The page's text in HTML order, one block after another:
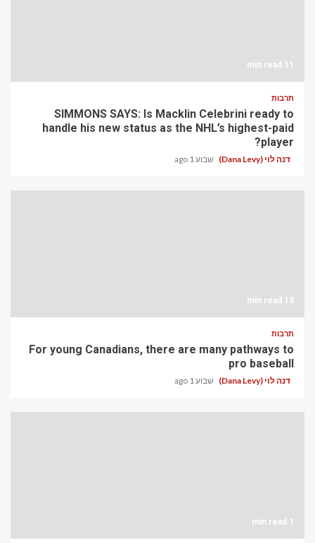
11 min read
תרבות
SIMMONS SAYS: Is Macklin Celebrini ready to
handle his new status as the NHL’s highest-paid
player?
דנה לוי (Dana Levy) שבוע 1 ago
13 min read
תרבות
For young Canadians, there are many pathways to
pro baseball
דנה לוי (Dana Levy) שבוע 1 ago
1 min read